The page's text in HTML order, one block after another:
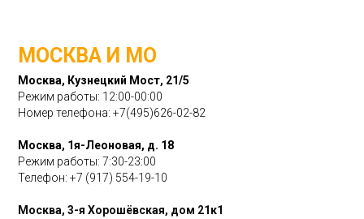
МОСКВА И МО
Москва, Кузнецкий Мост, 21/5
Режим работы: 12:00-00:00
Номер телефона:+7(495)626-02-82
Москва, 1я-Леоновая, д. 18
Режим работы: 7:30-23:00
Телефон:+7 (917) 554-19-10
Москва, 3-я Хорошёвская, дом 21к1